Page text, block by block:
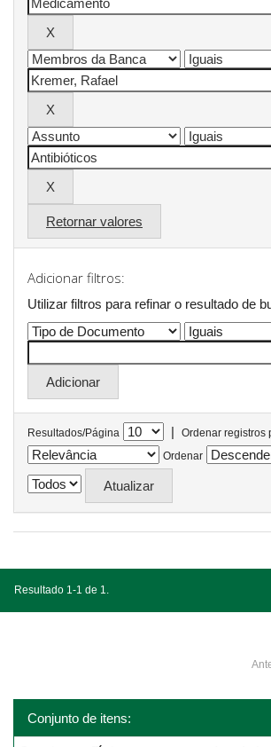
Retornar valores
Adicionar filtros:
Utilizar filtros para refinar o resultado de
Resultados/Página |
Ordenar registros
Ordenar
Resultado 1-1 de 1.
Conjunto de itens: